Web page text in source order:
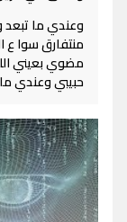
وعندي ما تبعد
منتفارق سوا ع
مضوي بعيني
حبيبي وعندي